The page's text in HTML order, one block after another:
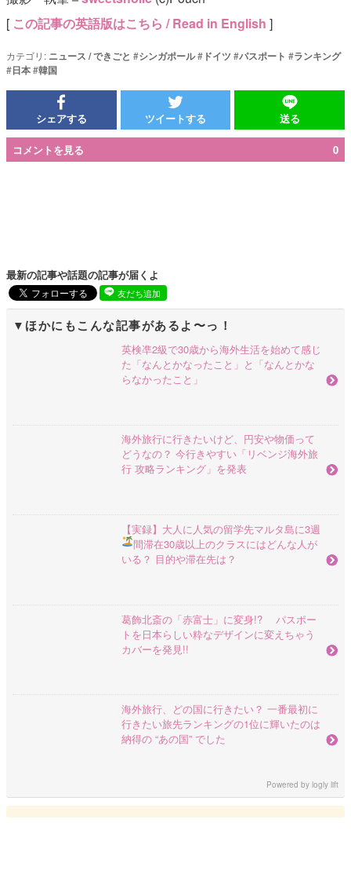
[ この記事の英語版はこちら / Read in English ]
カテゴリ: ニュース / できごと #シンガポール#ドイツ #パスポート #ランキング
#日本#韓国
シェアする ツイートする 送る
コメントを見る 0
最新の記事や話題の記事が届くよ
友だち追加
ほかにもこんな記事があるよ〜っ！
英検凖2級で30歳から海外生活を始めて感じ
た「なんとかなったこと」と「なんとかな
らなかったこと」
海外旅行に行きたいけど、円安や物価って
どうなの？ 今行きやすい「リベンジ海外旅
行 攻略ランキング」を発表
【実録】大人に人気の留学先マルタ島に3週
間滞在30歳以上のクラスにはどんな人が
いる？ 目的や滞在先は？
葛飾北斎の「赤富士」に変身!? パスポー
トを日本らしい粋なデザインに変えちゃう
カバーを発見!!
海外旅行、どの国に行きたい？ 一番最初に
行きたい旅先ランキングの1位に輝いたのは
納得の “あの国” でした
Powered bylogly lift